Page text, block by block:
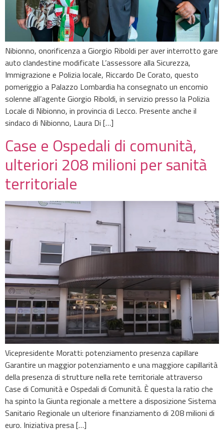
Nibionno, onorificenza a Giorgio Riboldi per aver interrotto gare
auto clandestine modificate L’assessore alla Sicurezza,
Immigrazione e Polizia locale, Riccardo De Corato, questo
pomeriggio a Palazzo Lombardia ha consegnato un encomio
solenne all’agente Giorgio Riboldi, in servizio presso la Polizia
Locale di Nibionno, in provincia di Lecco. Presente anche il
sindaco di Nibionno, Laura Di […]
Case e Ospedali di comunità,
ulteriori 208 milioni per sanità
territoriale
Vicepresidente Moratti: potenziamento presenza capillare
Garantire un maggior potenziamento e una maggiore capillarità
della presenza di strutture nella rete territoriale attraverso
Case di Comunità e Ospedali di Comunità. È questa la ratio che
ha spinto la Giunta regionale a mettere a disposizione Sistema
Sanitario Regionale un ulteriore finanziamento di 208 milioni di
euro. Iniziativa presa […]